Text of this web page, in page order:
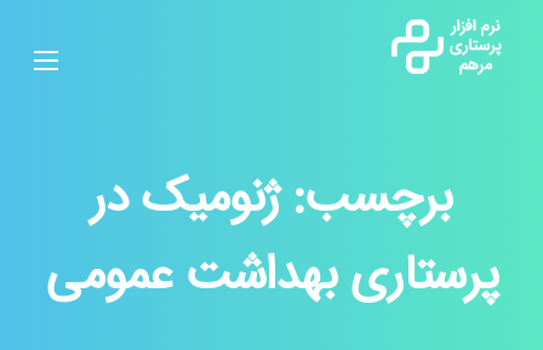
برچسب:ژنومیک در
پرستاری بهداشت عمومی